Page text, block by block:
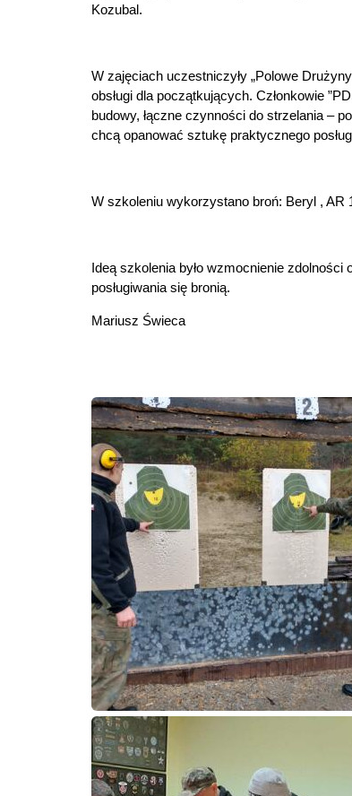
Kozubal.
W zajęciach uczestniczyły „Polowe
obsługi dla początkujących. Członkowie
budowy, łączne czynności do strzelania –
chcą opanować sztukę praktycznego
W szkoleniu wykorzystano broń: Beryl , AR
Ideą szkolenia było wzmocnienie
posługiwania się bronią.
Mariusz Świeca